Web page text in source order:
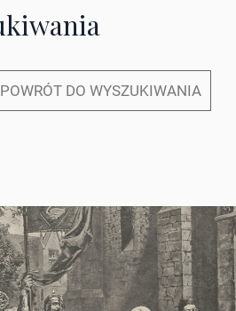
POWRÓT DO WYSZUKIWANIA